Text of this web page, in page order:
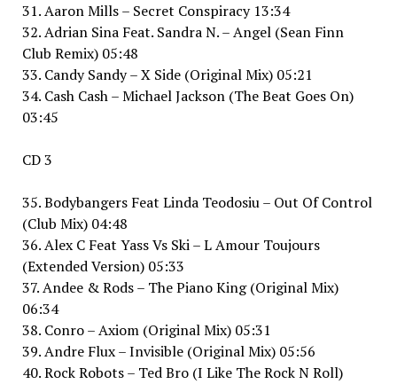
31. Aaron Mills – Secret Conspiracy 13:34
32. Adrian Sina Feat. Sandra N. – Angel (Sean Finn
Club Remix) 05:48
33. Candy Sandy – X Side (Original Mix) 05:21
34. Cash Cash – Michael Jackson (The Beat Goes On)
03:45
CD 3
35. Bodybangers Feat Linda Teodosiu – Out Of Control
(Club Mix) 04:48
36. Alex C Feat Yass Vs Ski – L Amour Toujours
(Extended Version) 05:33
37. Andee & Rods – The Piano King (Original Mix)
06:34
38. Conro – Axiom (Original Mix) 05:31
39. Andre Flux – Invisible (Original Mix) 05:56
40. Rock Robots – Ted Bro (I Like The Rock N Roll)